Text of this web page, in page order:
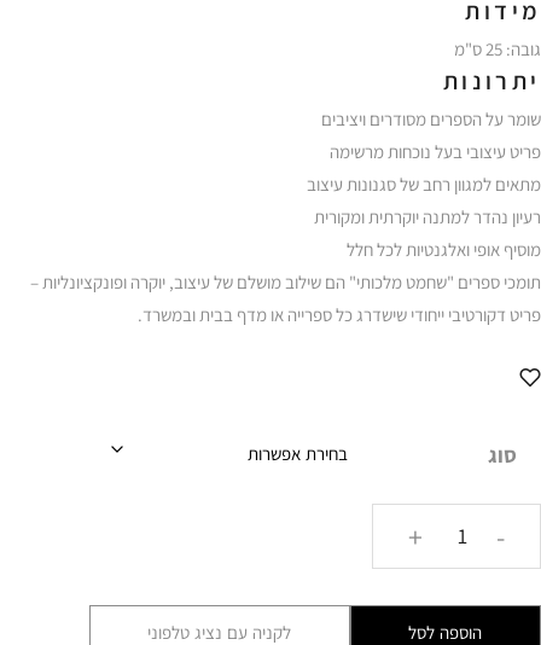
מידות
גובה: 25 ס"מ
יתרונות
שומר על הספרים מסודרים ויציבים
פריט עיצובי בעל נוכחות מרשימה
מתאים למגוון רחב של סגנונות עיצוב
רעיון נהדר למתנה יוקרתית ומקורית
מוסיף אופי ואלגנטיות לכל חלל
תומכי ספרים "שחמט מלכותי" הם שילוב מושלם של עיצוב, יוקרה ופונקציונליות –
פריט דקורטיבי ייחודי שישדרג כל ספרייה או מדף בבית ובמשרד.
סוג
-
+
הוספה לסל לקניה עם נציג טלפוני